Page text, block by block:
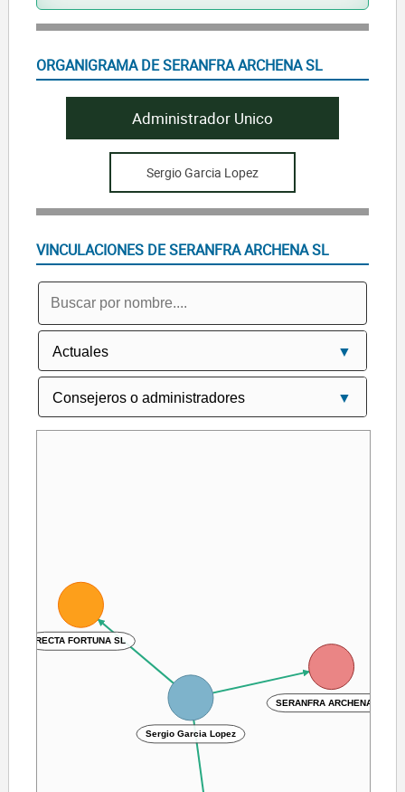
ORGANIGRAMA DE SERANFRA ARCHENA SL
Administrador Unico
Sergio Garcia Lopez
VINCULACIONES DE SERANFRA ARCHENA SL
SERANFRA ARCHENA SL
Sergio Garcia Lopez
RECTA FORTUNA SL